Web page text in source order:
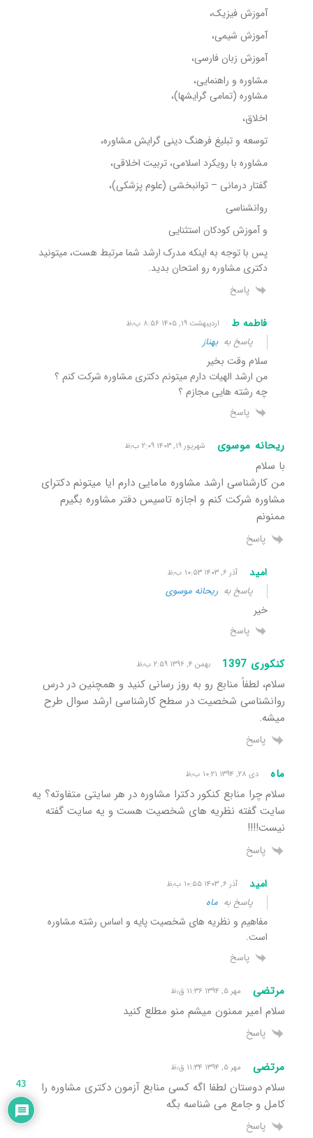
آموزش فیزیک،
آموزش شیمی،
آموزش زبان فارسی،
مشاوره و راهنمایی،
مشاوره (تمامی گرایشها)،
اخلاق،
توسعه و تبلیغ فرهنگ دینی گرایش مشاوره،
مشاوره با رویکرد اسلامی، تربیت اخلاقی،
گفتار درمانی – توانبخشی (علوم پزشکی)،
روانشناسی
و آموزش کودکان استثنایی
پس با توجه به اینکه مدرک ارشد شما مرتبط هست،‌ میتونید
دکتری مشاوره رو امتحان بدید.
پاسخ
فاطمه ط اردیبهشت ۱۹, ۱۴۰۵ ۸:۵۶ ب٫ظ
پاسخ بهبهناز
سلام وقت بخیر
من ارشد الهیات دارم میتونم دکتری مشاوره شرکت کنم ؟
چه رشته هایی مجازم ؟
پاسخ
ریحانه موسوی شهریور ۱۹, ۱۴۰۳ ۲:۰۹ ب٫ظ
با سلام
من کارشناسی ارشد مشاوره مامایی دارم ایا میتونم دکترای
مشاوره شرکت کنم و اجازه تاسیس دفتر مشاوره بگیرم
ممنونم
پاسخ
امید آذر ۶, ۱۴۰۳ ۱۰:۵۳ ب٫ظ
پاسخ به ریحانه موسوی
خیر
پاسخ
کنکوری 1397 بهمن ۴, ۱۳۹۶ ۲:۵۹ ب٫ظ
سلام، لطفاً منابع رو به روز رسانی کنید و همچنین در درس
روانشناسی شخصیت در سطح کارشناسی ارشد سوال طرح
میشه.
پاسخ
ماه دی ۲۸, ۱۳۹۴ ۱۰:۲۱ ب٫ظ
سلام چرا منابع کنکور دکترا مشاوره در هر سایتی متفاوته؟ یه
سایت گفته نظریه های شخصیت هست و یه سایت گفته
نیست!!!!
پاسخ
امید آذر ۶, ۱۴۰۳ ۱۰:۵۵ ب٫ظ
پاسخ به ماه
مفاهیم و نظریه های شخصیت پایه و اساس رشته مشاوره
است.
پاسخ
مرتضی مهر ۵, ۱۳۹۴ ۱۱:۳۶ ق٫ظ
سلام امیر ممنون میشم منو مطلع کنید
پاسخ
مرتضی مهر ۵, ۱۳۹۴ ۱۱:۳۴ ق٫ظ
سلام دوستان لطفا اگه کسی منابع آزمون دکتری مشاوره را
کامل و جامع می شناسه بگه
پاسخ
43